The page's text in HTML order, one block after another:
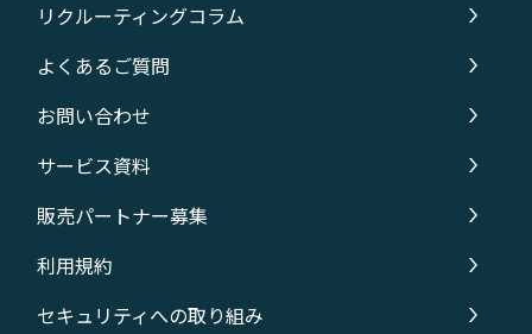
リクルーティングコラム
よくあるご質問
お問い合わせ
サービス資料
販売パートナー募集
利用規約
セキュリティへの取り組み